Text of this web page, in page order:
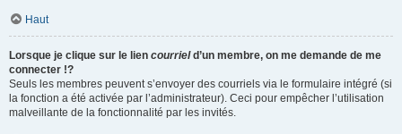
Haut
Lorsque je clique sur le lien courrield’un membre, on me demande de me
connecter !?
Seuls les membres peuvent s’envoyer des courriels via le formulaire intégré (si
la fonction a été activée par l’administrateur). Ceci pour empêcher l’utilisation
malveillante de la fonctionnalité par les invités.